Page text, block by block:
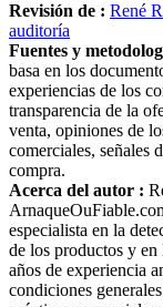
auditoría
Fuentes y
basa en los
experiencias de los
transparencia de la
venta, opiniones de
comerciales, señales
compra.
Acerca del autor :
especialista en la
de los productos y en
años de experiencia
condiciones
prácticas comerciales